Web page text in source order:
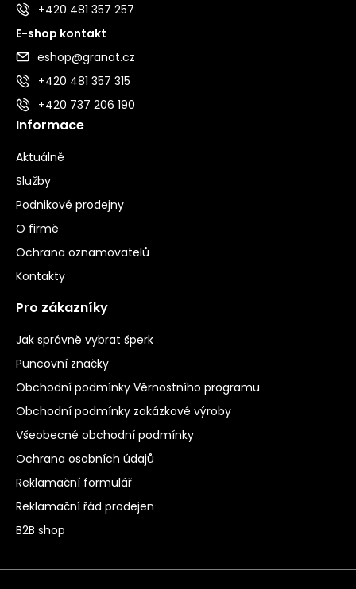
+420 481 357 257
E-shop kontakt
eshop@granat.cz
+420 481 357 315
+420 737 206 190
Informace
Aktuálně
Služby
Podnikové prodejny
O firmě
Ochrana oznamovatelů
Kontakty
Pro zákazníky
Jak správně vybrat šperk
Puncovní značky
Obchodní podmínky Věrnostního programu
Obchodní podmínky zakázkové výroby
Všeobecné obchodní podmínky
Ochrana osobních údajů
Reklamační formulář
Reklamační řád prodejen
B2B shop